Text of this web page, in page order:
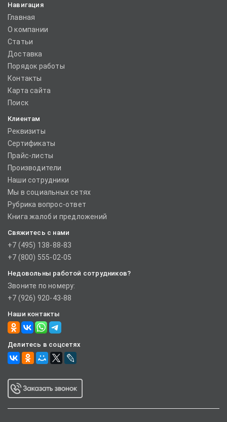
Навигация
Главная
О компании
Статьи
Доставка
Порядок работы
Контакты
Карта сайта
Поиск
Клиентам
Реквизиты
Сертификаты
Прайс-листы
Производители
Наши сотрудники
Мы в социальных сетях
Рубрика вопрос-ответ
Книга жалоб и предложений
Свяжитесь с нами
+7 (495) 138-88-83
+7 (800) 555-02-05
Недовольны работой сотрудников?
Звоните по номеру:
+7 (926) 920-43-88
Наши контакты
Делитесь в соцсетях